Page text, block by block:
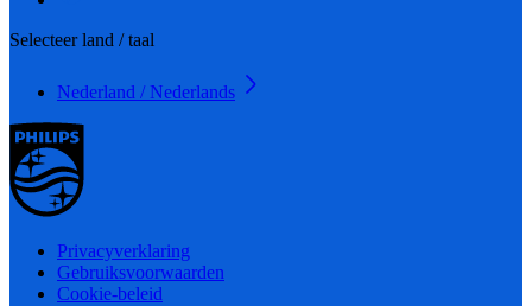
Selecteer land / taal
Nederland / Nederlands
Privacyverklaring
Gebruiksvoorwaarden
Cookie-beleid